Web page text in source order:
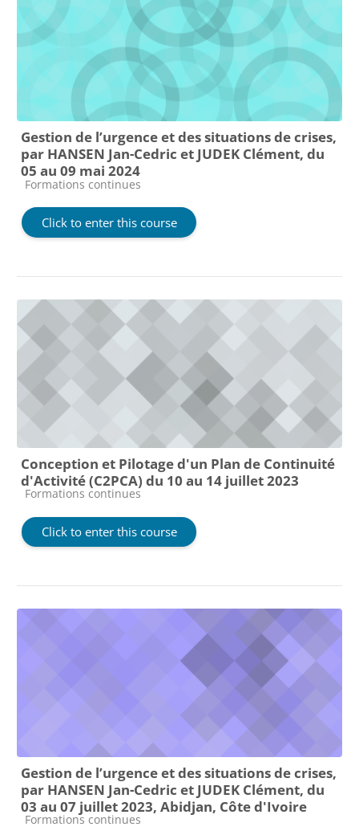
Gestion de l’urgence et des situations de crises,
par HANSEN Jan-Cedric et JUDEK Clément, du
05 au 09 mai 2024
Course category
Formations continues
Click to enter this course
Conception et Pilotage d'un Plan de Continuité
d'Activité (C2PCA) du 10 au 14 juillet 2023
Course category
Formations continues
Click to enter this course
Gestion de l’urgence et des situations de crises,
par HANSEN Jan-Cedric et JUDEK Clément, du
03 au 07 juillet 2023, Abidjan, Côte d'Ivoire
Course category
Formations continues